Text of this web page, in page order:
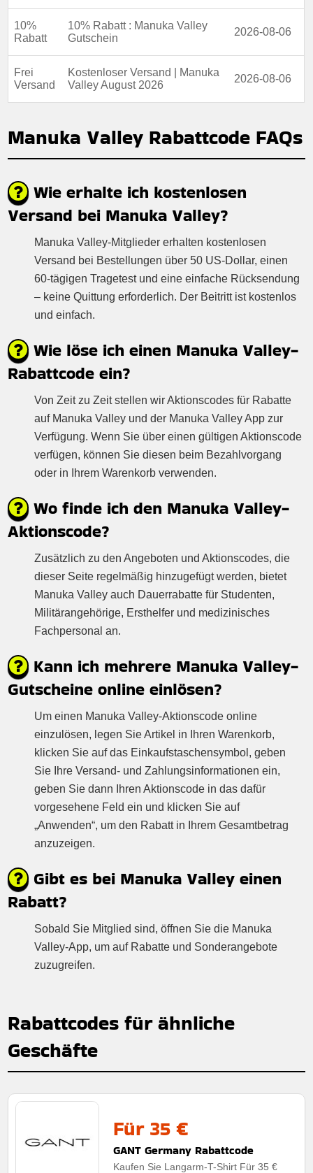
10%
Rabatt
10% Rabatt : Manuka Valley
Gutschein
2026-08-06
Frei
Versand
Kostenloser Versand | Manuka
Valley August 2026
2026-08-06
Manuka Valley Rabattcode FAQs
Wie erhalte ich kostenlosen
Versand bei Manuka Valley?
Manuka Valley-Mitglieder erhalten kostenlosen
Versand bei Bestellungen über 50 US-Dollar, einen
60-tägigen Tragetest und eine einfache Rücksendung
– keine Quittung erforderlich. Der Beitritt ist kostenlos
und einfach.
Wie löse ich einen Manuka Valley-
Rabattcode ein?
Von Zeit zu Zeit stellen wir Aktionscodes für Rabatte
auf Manuka Valley und der Manuka Valley App zur
Verfügung. Wenn Sie über einen gültigen Aktionscode
verfügen, können Sie diesen beim Bezahlvorgang
oder in Ihrem Warenkorb verwenden.
Wo finde ich den Manuka Valley-
Aktionscode?
Zusätzlich zu den Angeboten und Aktionscodes, die
dieser Seite regelmäßig hinzugefügt werden, bietet
Manuka Valley auch Dauerrabatte für Studenten,
Militärangehörige, Ersthelfer und medizinisches
Fachpersonal an.
Kann ich mehrere Manuka Valley-
Gutscheine online einlösen?
Um einen Manuka Valley-Aktionscode online
einzulösen, legen Sie Artikel in Ihren Warenkorb,
klicken Sie auf das Einkaufstaschensymbol, geben
Sie Ihre Versand- und Zahlungsinformationen ein,
geben Sie dann Ihren Aktionscode in das dafür
vorgesehene Feld ein und klicken Sie auf
„Anwenden“, um den Rabatt in Ihrem Gesamtbetrag
anzuzeigen.
Gibt es bei Manuka Valley einen
Rabatt?
Sobald Sie Mitglied sind, öffnen Sie die Manuka
Valley-App, um auf Rabatte und Sonderangebote
zuzugreifen.
Rabattcodes für ähnliche
Geschäfte
Für 35 €
GANT Germany Rabattcode
Kaufen Sie Langarm-T-Shirt Für 35 €